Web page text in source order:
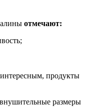
отмечают:
продукты
размеры